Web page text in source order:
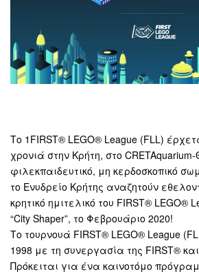
Το 1FIRST® LEGO® League (FLL)
χρονιά στην Κρήτη, στο
φιλεκπαιδευτικό, μη κερδοσκοπικό
το Ενυδρείο Κρήτης αναζητούν
κρητικό ημιτελικό του FIRST® LEGO®
“City Shaper”, το Φεβρουάριο 2020!
Το τουρνουά FIRST® LEGO® League
1998 με τη συνεργασία της FIRST®
Πρόκειται για ένα καινοτόμο